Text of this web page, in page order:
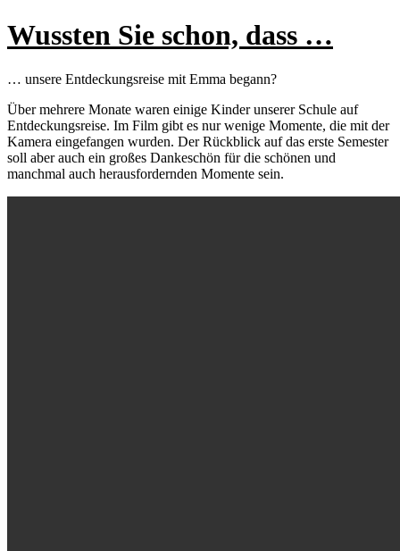
Wussten Sie schon, dass …
… unsere Entdeckungsreise mit Emma begann?
Über mehrere Monate waren einige Kinder unserer Schule auf
Entdeckungsreise. Im Film gibt es nur wenige Momente, die mit der
Kamera eingefangen wurden. Der Rückblick auf das erste Semester
soll aber auch ein großes Dankeschön für die schönen und
manchmal auch herausfordernden Momente sein.